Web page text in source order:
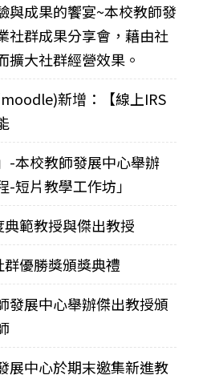
與成果的饗宴~本校教師發
社群成果分享會，藉由社
擴大社群經營效果。
新增：【線上IRS
-本校教師發展中心舉辦
-短片教學工作坊」
範教授與傑出教授
優勝獎頒獎典禮
發展中心舉辦傑出教授頒
展中心於期末邀集新進教